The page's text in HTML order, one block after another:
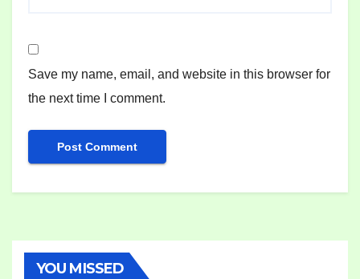
Save my name, email, and website in this browser for
the next time I comment.
YOU MISSED